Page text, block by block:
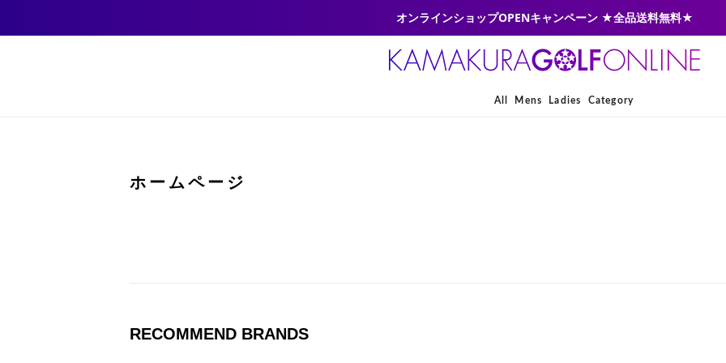
オンラインショップOPENキャンペーン ★全品送料無料★
All Mens Ladies Category
ホームページ
RECOMMEND BRANDS